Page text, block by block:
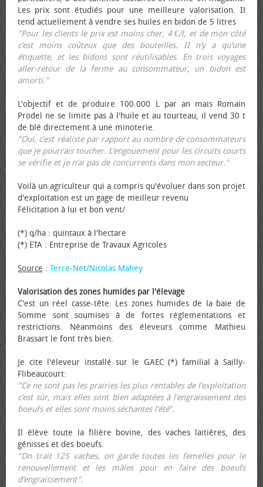
Les prix sont étudiés pour une meilleure valorisation. Il
tend actuellement à vendre ses huiles en bidon de 5 litres
"Pour les clients le prix est moins cher, 4 €/l, et de mon côté
c’est moins coûteux que des bouteilles. II n’y a qu’une
étiquette, et les bidons sont réutilisables. En trois voyages
aller-retour de la ferme au consommateur, un bidon est
amorti."
L'objectif et de produire 100.000 L par an mais Romain
Prodel ne se limite pas à l'huile et au tourteau, il vend 30 t
de blé directement à une minoterie.
"Oui, c’est réaliste par rapport au nombre de consommateurs
que je pourrais toucher. L’engouement pour les circuits courts
se vérifie et je n’ai pas de concurrents dans mon secteur."
Voilà un agriculteur qui a compris qu'évoluer dans son projet
d'exploitation est un gage de meilleur revenu
Félicitation à lui et bon vent/
(*) q/ha : quintaux à l'hectare
(*) ETA : Entreprise de Travaux Agricoles
Source : Terre-Net/Nicolas Mahey
Valorisation des zones humides par l'élevage
C'est un réel casse-tête. Les zones humides de la baie de
Somme sont soumises à de fortes réglementations et
restrictions. Néanmoins des éleveurs comme Mathieu
Brassart le font très bien.
Je cite l'éleveur installé sur le GAEC (*) familial à Sailly-
Flibeaucourt:
"Ce ne sont pas les prairies les plus rentables de l’exploitation
c’est sûr, mais elles sont bien adaptées à l’engraissement des
bœufs et elles sont moins séchantes l’été".
Il élève toute la filière bovine, des vaches laitières, des
génisses et des bœufs.
"On trait 125 vaches, on garde toutes les femelles pour le
renouvellement et les mâles pour en faire des bœufs
d’engraissement".